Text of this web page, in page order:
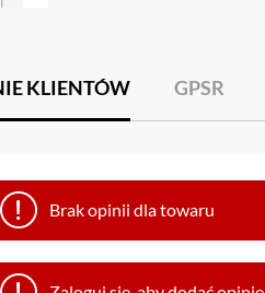
KLIENTÓW GPSR
Brak opinii dla towaru